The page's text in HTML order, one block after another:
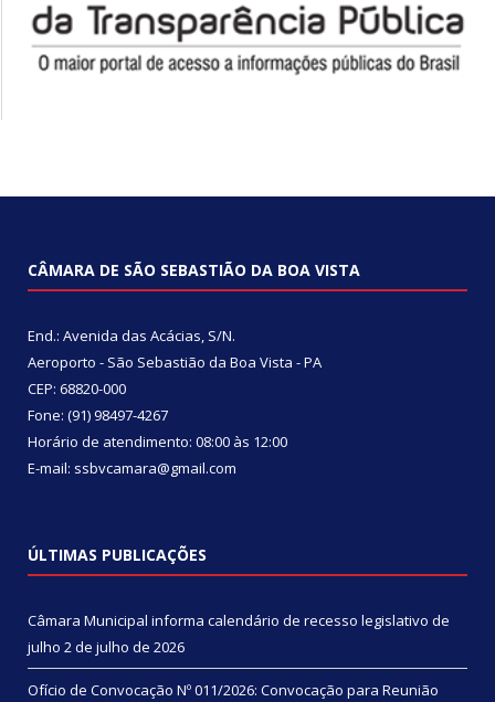
CÂMARA DE SÃO SEBASTIÃO DA BOA VISTA
End.: Avenida das Acácias, S/N.
Aeroporto - São Sebastião da Boa Vista - PA
CEP: 68820-000
Fone: (91) 98497-4267
Horário de atendimento: 08:00 às 12:00
E-mail: ssbvcamara@gmail.com
ÚLTIMAS PUBLICAÇÕES
Câmara Municipal informa calendário de recesso legislativo de
julho 2 de julho de 2026
Ofício de Convocação Nº 011/2026: Convocação para Reunião